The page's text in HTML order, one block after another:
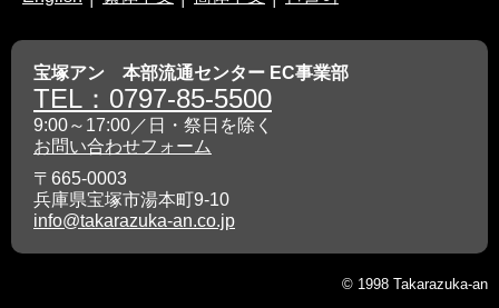
宝塚アン 本部流通センター EC事業部
TEL：0797-85-5500
9:00～17:00／日・祭日を除く
お問い合わせフォーム
〒665-0003
兵庫県宝塚市湯本町9-10
info@takarazuka-an.co.jp
© 1998 Takarazuka-an